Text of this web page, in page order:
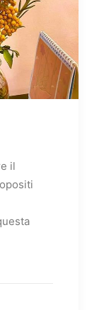
il